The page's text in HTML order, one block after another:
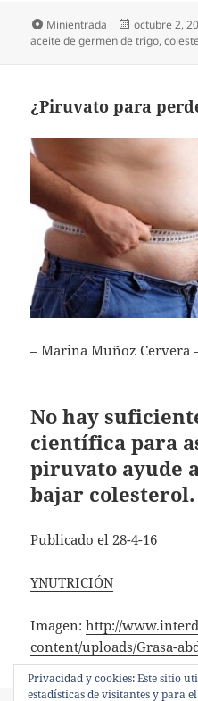
Formato
Minientrada
Publicado
el
octubre 2,
aceite de germen de trigo,
¿Piruvato para
– Marina Muñoz Cervera
No hay
científica para
piruvato ayude
bajar colesterol.
Publicado el 28-4-16
YNUTRICIÓN
Imagen:http://
content/uploads/Grasa-
Privacidad y cookies: Este sitio
estadísticas de visitantes y para